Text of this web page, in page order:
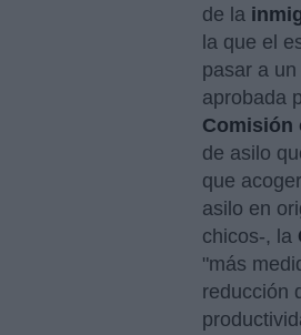
de la
la que el
pasar a
aprobada
Comisión
de asilo
que
asilo en
chicos-, la
"más
reducción